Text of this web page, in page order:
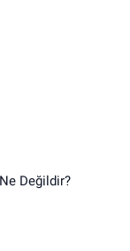
Değildir?